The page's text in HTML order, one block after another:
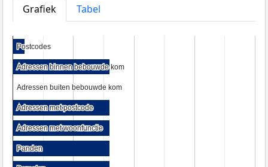
Grafiek
Tabel
Postcodes
Postcodes
Adressen binnen bebouwde kom
Adressen binnen bebouwde kom
Adressen buiten bebouwde kom
Adressen buiten bebouwde kom
Adressen met postcode
Adressen met postcode
Adressen met woonfunctie
Adressen met woonfunctie
Panden
Panden